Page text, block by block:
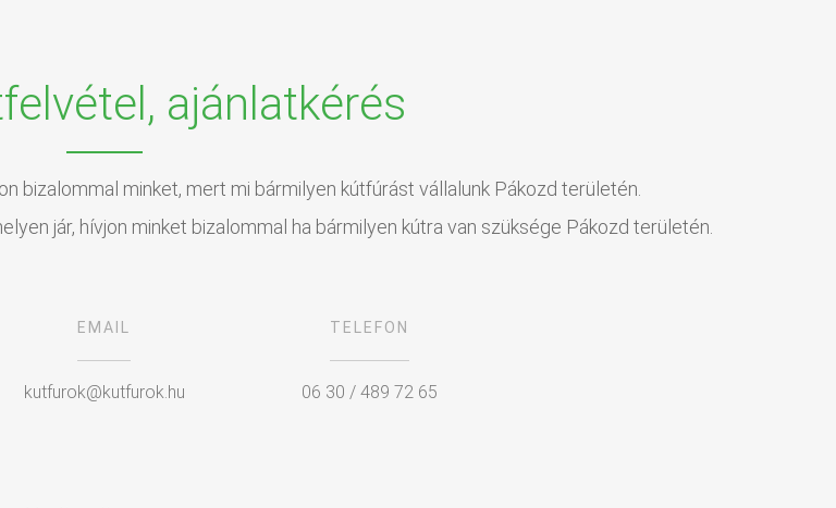
ajánlatkérés
bizalommal minket, mert mi bármilyen kútfúrást vállalunk Pákozd területén.
jár, hívjon minket bizalommal ha bármilyen kútra van szüksége Pákozd területén.
EMAIL
kutfurok@kutfurok.hu
TELEFON
06 30 / 489 72 65